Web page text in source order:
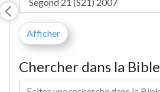
Chercher dans la Bible